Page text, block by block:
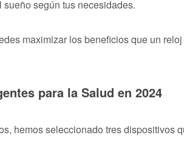
según tus necesidades.
maximizar los beneficios que un
para la Salud en 2024
hemos seleccionado tres dispositivos